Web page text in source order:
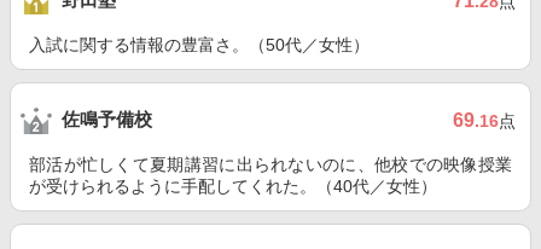
入試に関する情報の豊富さ。（50代／女性）
佐鳴予備校 69.16点
部活が忙しくて夏期講習に出られないのに、他校での映像授業
が受けられるように手配してくれた。（40代／女性）